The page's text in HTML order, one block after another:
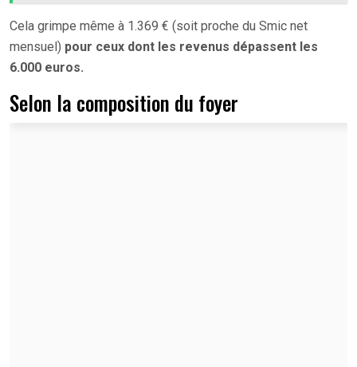
Cela grimpe même à 1.369 € (soit proche du Smic net
mensuel) pour ceux dont les revenus dépassent les
6.000 euros.
Selon la composition du foyer